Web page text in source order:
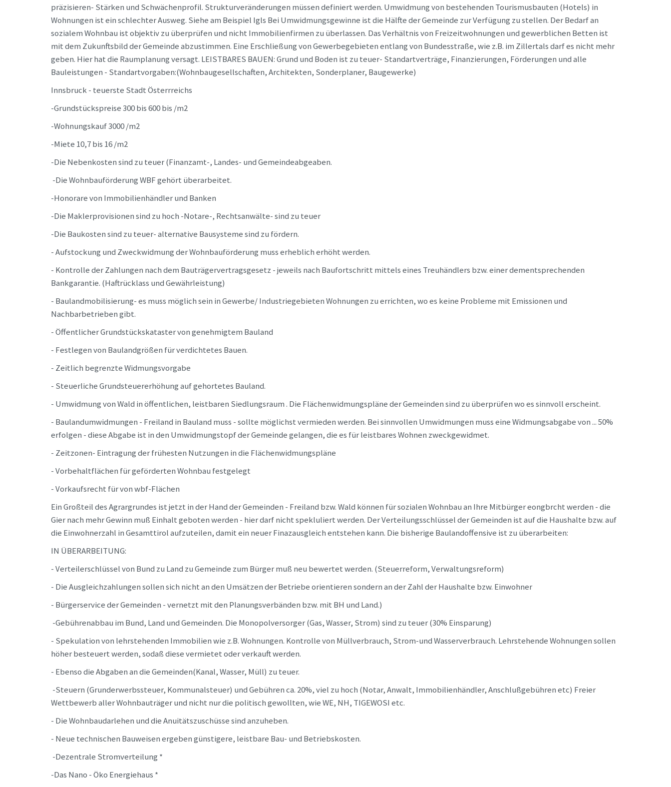
präzisieren- Stärken und Schwächenprofil. Strukturveränderungen müssen definiert werden. Umwidmung von bestehenden Tourismusbauten (Hotels) in
Wohnungen ist ein schlechter Ausweg. Siehe am Beispiel Igls Bei Umwidmungsgewinne ist die Hälfte der Gemeinde zur Verfügung zu stellen. Der Bedarf an
sozialem Wohnbau ist objektiv zu überprüfen und nicht Immobilienfirmen zu überlassen. Das Verhältnis von Freizeitwohnungen und gewerblichen Betten ist
mit dem Zukunftsbild der Gemeinde abzustimmen. Eine Erschließung von Gewerbegebieten entlang von Bundesstraße, wie z.B. im Zillertals darf es nicht mehr
geben. Hier hat die Raumplanung versagt. LEISTBARES BAUEN: Grund und Boden ist zu teuer- Standartverträge, Finanzierungen, Förderungen und alle
Bauleistungen - Standartvorgaben:(Wohnbaugesellschaften, Architekten, Sonderplaner, Baugewerke)
Innsbruck - teuerste Stadt Österrreichs
-Grundstückspreise 300 bis 600 bis /m2
-Wohnungskauf 3000 /m2
-Miete 10,7 bis 16 /m2
-Die Nebenkosten sind zu teuer (Finanzamt-, Landes- und Gemeindeabgeaben.
-Die Wohnbauförderung WBF gehört überarbeitet.
-Honorare von Immobilienhändler und Banken
-Die Maklerprovisionen sind zu hoch -Notare-, Rechtsanwälte- sind zu teuer
-Die Baukosten sind zu teuer- alternative Bausysteme sind zu fördern.
- Aufstockung und Zweckwidmung der Wohnbauförderung muss erheblich erhöht werden.
- Kontrolle der Zahlungen nach dem Bauträgervertragsgesetz - jeweils nach Baufortschritt mittels eines Treuhändlers bzw. einer dementsprechenden
Bankgarantie. (Haftrücklass und Gewährleistung)
- Baulandmobilisierung- es muss möglich sein in Gewerbe/ Industriegebieten Wohnungen zu errichten, wo es keine Probleme mit Emissionen und
Nachbarbetrieben gibt.
- Öffentlicher Grundstückskataster von genehmigtem Bauland
- Festlegen von Baulandgrößen für verdichtetes Bauen.
- Zeitlich begrenzte Widmungsvorgabe
- Steuerliche Grundsteuererhöhung auf gehortetes Bauland.
- Umwidmung von Wald in öffentlichen, leistbaren Siedlungsraum . Die Flächenwidmungspläne der Gemeinden sind zu überprüfen wo es sinnvoll erscheint.
- Baulandumwidmungen - Freiland in Bauland muss - sollte möglichst vermieden werden. Bei sinnvollen Umwidmungen muss eine Widmungsabgabe von ... 50%
erfolgen - diese Abgabe ist in den Umwidmungstopf der Gemeinde gelangen, die es für leistbares Wohnen zweckgewidmet.
- Zeitzonen- Eintragung der frühesten Nutzungen in die Flächenwidmungspläne
- Vorbehaltflächen für geförderten Wohnbau festgelegt
- Vorkaufsrecht für von wbf-Flächen
Ein Großteil des Agrargrundes ist jetzt in der Hand der Gemeinden - Freiland bzw. Wald können für sozialen Wohnbau an Ihre Mitbürger eongbrcht werden - die
Gier nach mehr Gewinn muß Einhalt geboten werden - hier darf nicht spekluliert werden. Der Verteilungsschlüssel der Gemeinden ist auf die Haushalte bzw. auf
die Einwohnerzahl in Gesamttirol aufzuteilen, damit ein neuer Finazausgleich entstehen kann. Die bisherige Baulandoffensive ist zu überarbeiten:
IN ÜBERARBEITUNG:
- Verteilerschlüssel von Bund zu Land zu Gemeinde zum Bürger muß neu bewertet werden. (Steuerreform, Verwaltungsreform)
- Die Ausgleichzahlungen sollen sich nicht an den Umsätzen der Betriebe orientieren sondern an der Zahl der Haushalte bzw. Einwohner
- Bürgerservice der Gemeinden - vernetzt mit den Planungsverbänden bzw. mit BH und Land.)
-Gebührenabbau im Bund, Land und Gemeinden. Die Monopolversorger (Gas, Wasser, Strom) sind zu teuer (30% Einsparung)
- Spekulation von lehrstehenden Immobilien wie z.B. Wohnungen. Kontrolle von Müllverbrauch, Strom-und Wasserverbrauch. Lehrstehende Wohnungen sollen
höher besteuert werden, sodaß diese vermietet oder verkauft werden.
- Ebenso die Abgaben an die Gemeinden(Kanal, Wasser, Müll) zu teuer.
-Steuern (Grunderwerbssteuer, Kommunalsteuer) und Gebühren ca. 20%, viel zu hoch (Notar, Anwalt, Immobilienhändler, Anschlußgebühren etc) Freier
Wettbewerb aller Wohnbauträger und nicht nur die politisch gewollten, wie WE, NH, TIGEWOSI etc.
- Die Wohnbaudarlehen und die Anuitätszuschüsse sind anzuheben.
- Neue technischen Bauweisen ergeben günstigere, leistbare Bau- und Betriebskosten.
-Dezentrale Stromverteilung *
-Das Nano - Öko Energiehaus *